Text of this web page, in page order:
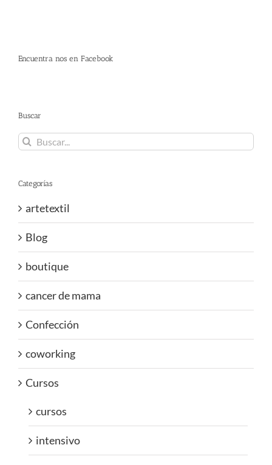
Encuentra nos en Facebook
Buscar
Buscar:
Categorías
artetextil
Blog
boutique
cancer de mama
Confección
coworking
Cursos
cursos
intensivo